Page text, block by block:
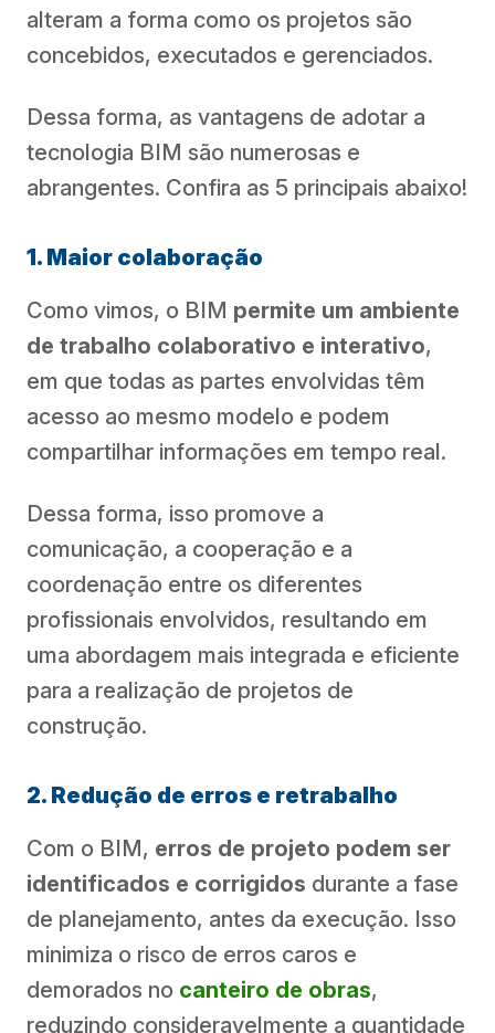
alteram a forma como os projetos são
concebidos, executados e gerenciados.
Dessa forma, as vantagens de adotar a
tecnologia BIM são numerosas e
abrangentes. Confira as 5 principais abaixo!
1. Maior colaboração
Como vimos, o BIM permite um ambiente
de trabalho colaborativo e interativo,
em que todas as partes envolvidas têm
acesso ao mesmo modelo e podem
compartilhar informações em tempo real.
Dessa forma, isso promove a
comunicação, a cooperação e a
coordenação entre os diferentes
profissionais envolvidos, resultando em
uma abordagem mais integrada e eficiente
para a realização de projetos de
construção.
2. Redução de erros e retrabalho
Com o BIM, erros de projeto podem ser
identificados e corrigidos durante a fase
de planejamento, antes da execução. Isso
minimiza o risco de erros caros e
demorados no canteiro de obras,
reduzindo consideravelmente a quantidade